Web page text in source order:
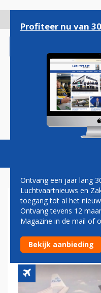
gaan
Magazine
AIR-TO-AIR
A330 IN
16'S
Profiteer nu van
Ontvang een jaar lang
Luchtvaartnieuws en
toegang tot al het
Ontvang tevens 12
Magazine in de mail of
Bekijk aanbieding